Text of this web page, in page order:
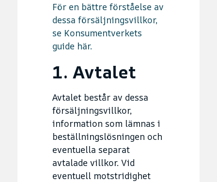
För en bättre förståelse av
dessa försäljningsvillkor,
se Konsumentverkets
guide här.
1. Avtalet
Avtalet består av dessa
försäljningsvillkor,
information som lämnas i
beställningslösningen och
eventuella separat
avtalade villkor. Vid
eventuell motstridighet